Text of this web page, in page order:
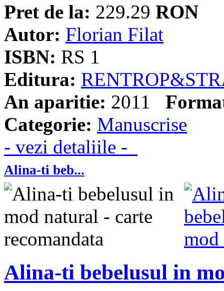
Pret de la: 229.29 RON
Autor: Florian Filat
ISBN: RS 1
Editura:
An aparitie: 2011
Categorie: Manuscrise
- vezi detaliile -
Alina-ti beb...
Alina-ti bebelusul in